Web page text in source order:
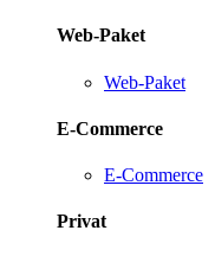
Web-Paket
Web-Paket
E-Commerce
E-Commerce
Privat